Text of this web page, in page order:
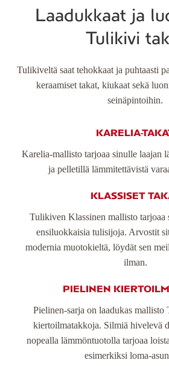
Laadukkaat ja
Tulikivi
Tulikiveltä saat tehokkaat ja puhtaasti
keraamiset takat, kiukaat sekä
seinäpintoihin.
KARELIA-
Karelia-mallisto tarjoaa sinulle laajan
ja pelletillä lämmitettävistä
KLASSISET
Tulikiven Klassinen mallisto tarjoaa
ensiluokkaisia tulisijoja. Arvostit
modernia muotokieltä, löydät sen
ilman.
PIELINEN
Pielinen-sarja on laadukas mallisto
kiertoilmatakkoja. Silmiä hivelevä
nopealla lämmöntuotolla tarjoaa
esimerkiksi loma-